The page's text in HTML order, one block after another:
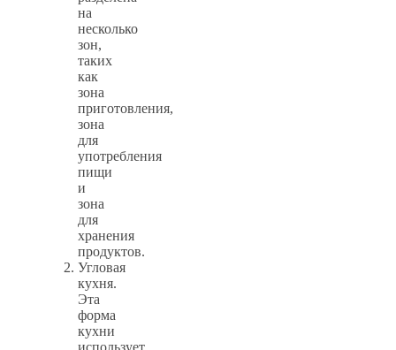
на
несколько
зон,
таких
как
зона
приготовления,
зона
для
употребления
пищи
и
зона
для
хранения
продуктов.
Угловая
кухня.
Эта
форма
кухни
использует